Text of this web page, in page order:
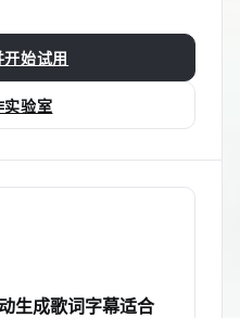
始试用
实验室
生成歌词字幕适合